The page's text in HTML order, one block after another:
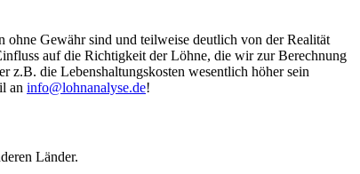
ohne Gewähr sind und teilweise deutlich von der Realität
auf die Richtigkeit der Löhne, die wir zur Berechnung
z.B. die Lebenshaltungskosten wesentlich höher sein
an info@lohnanalyse.de!
Länder.